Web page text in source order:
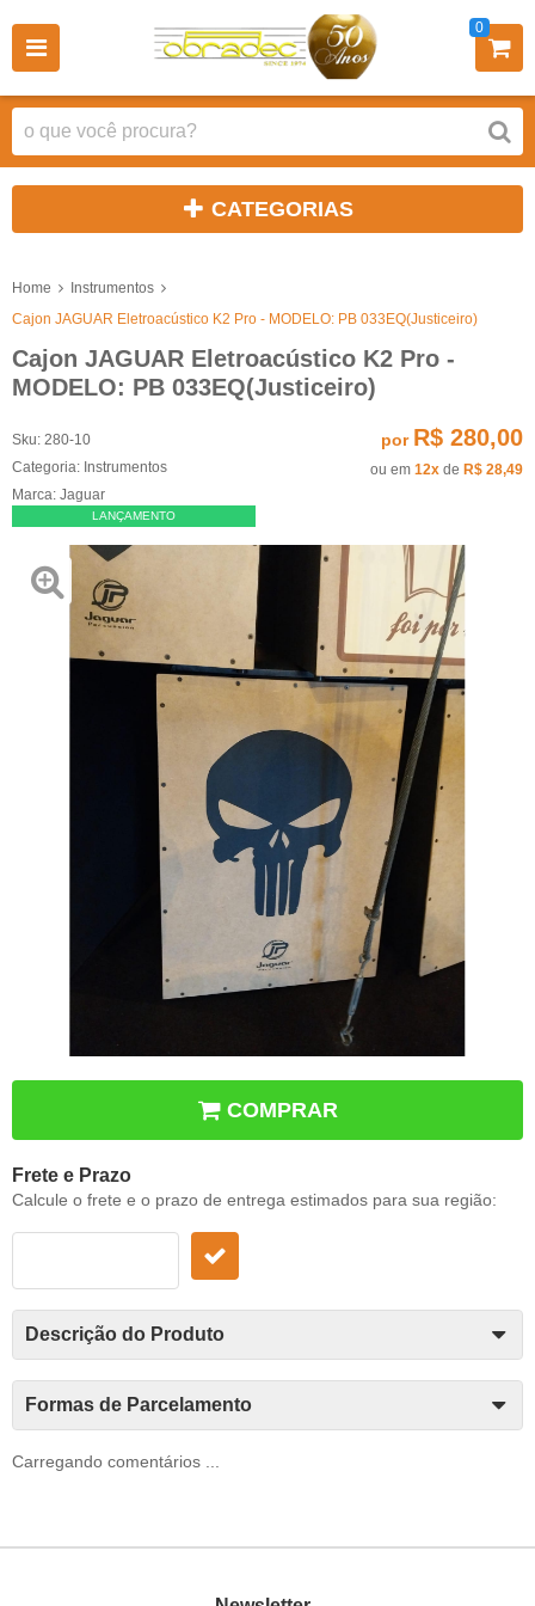
0
CATEGORIAS
Home
Instrumentos
Cajon JAGUAR Eletroacústico K2 Pro - MODELO: PB 033EQ(Justiceiro)
Cajon JAGUAR Eletroacústico K2 Pro -
MODELO: PB 033EQ(Justiceiro)
Sku: 280-10
Categoria: Instrumentos
Marca: Jaguar
LANÇAMENTO
por R$ 280,00
ou em 12x de R$ 28,49
COMPRAR
Frete e Prazo
Calcule o frete e o prazo de entrega estimados para sua região:
Descrição do Produto
Formas de Parcelamento
Carregando comentários ...